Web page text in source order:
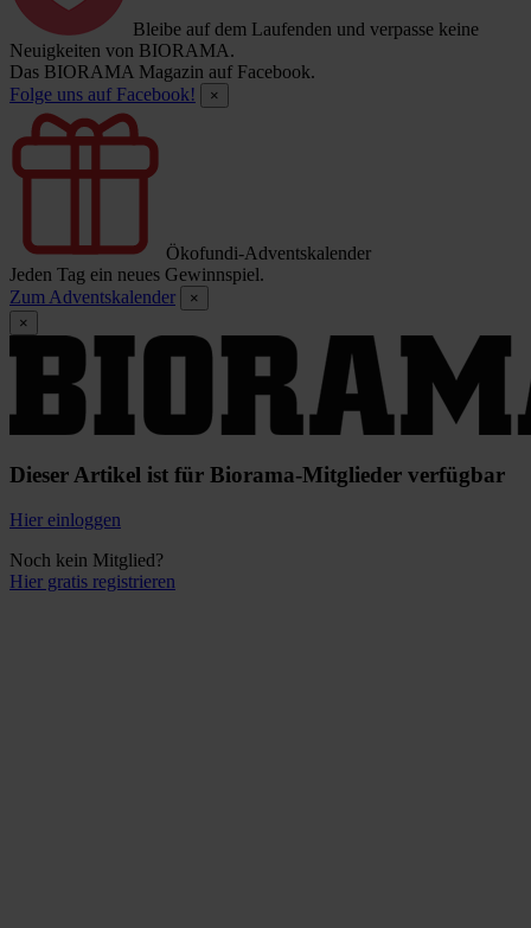
Bleibe auf dem Laufenden und verpasse keine
Neuigkeiten von BIORAMA.
Das BIORAMA Magazin auf Facebook.
Folge uns auf Facebook!
×
Ökofundi-Adventskalender
Jeden Tag ein neues Gewinnspiel.
Zum Adventskalender
×
×
Dieser Artikel ist für Biorama-Mitglieder verfügbar
Hier einloggen
Noch kein Mitglied?
Hier gratis registrieren